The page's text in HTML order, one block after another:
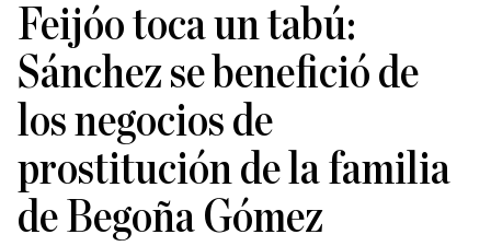
Feijóo toca un tabú:
Sánchez se benefició de
los negocios de
prostitución de la familia
de Begoña Gómez